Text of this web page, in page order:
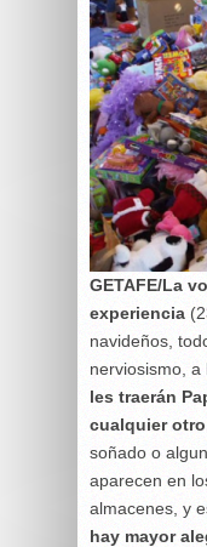
GETAFE/La
experiencia
navideños,
nerviosismo, a
les traerán
cualquier otro
soñado o
aparecen en
almacenes, y
hay mayor